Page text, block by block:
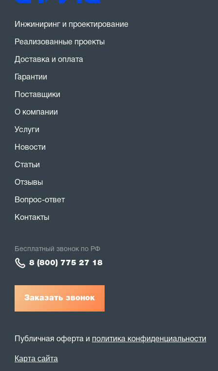
Инжиниринг и проектирование
Реализованные проекты
Доставка и оплата
Гарантии
Поставщики
О компании
Услуги
Новости
Статьи
Отзывы
Вопрос-ответ
Контакты
Заказать звонок
Бесплатный звонок по РФ
8 (800) 775 27 18
Публичная оферта и политика конфиденциальности
Карта сайта